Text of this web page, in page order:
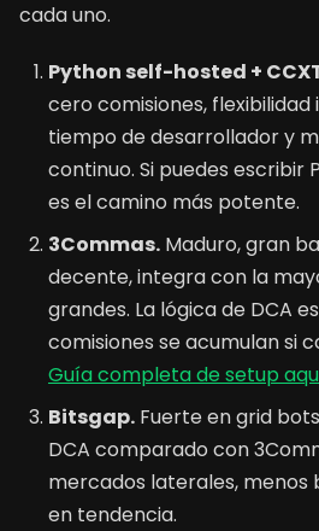
cada uno.
Python self-hosted +
cero comisiones, flexibilidad
tiempo de desarrollador y
continuo. Si puedes escribir
es el camino más potente.
3Commas. Maduro, gran
decente, integra con la
grandes. La lógica de DCA
comisiones se acumulan si
Guía completa de setup
Bitsgap. Fuerte en grid
DCA comparado con
mercados laterales,
en tendencia.